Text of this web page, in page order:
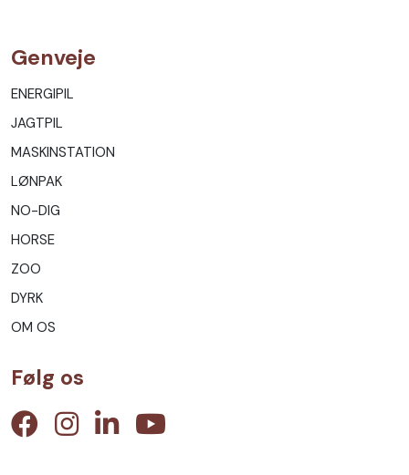
Genveje
ENERGIPIL
JAGTPIL
MASKINSTATION
LØNPAK
NO-DIG
HORSE
ZOO
DYRK
OM OS
Følg os